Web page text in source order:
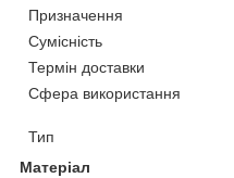
Призначення
Сумісність
Термін доставки
Сфера використання
Тип
Матеріал